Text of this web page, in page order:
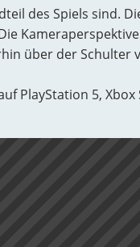
des Spiels sind.
über der Schulter
PlayStation 5,